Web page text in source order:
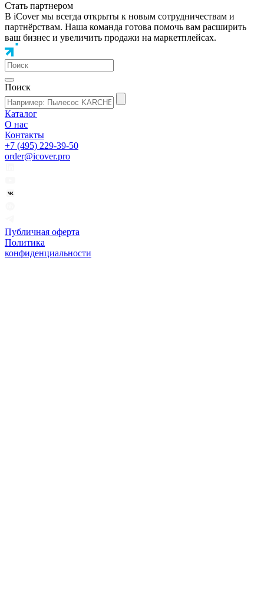
Стать партнером
В iCover мы всегда открыты к новым сотрудничествам и
партнёрствам. Наша команда готова помочь вам расширить
ваш бизнес и увеличить продажи на маркетплейсах.
Поиск
Каталог
О нас
Контакты
+7 (495) 229-39-50
order@icover.pro
Публичная оферта
Политика
конфиденциальности